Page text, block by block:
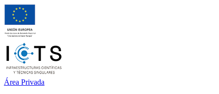
Área Privada